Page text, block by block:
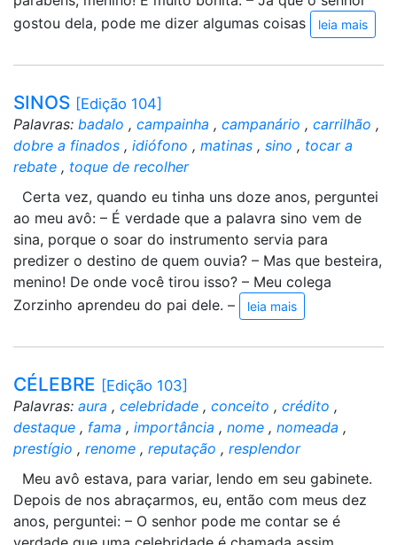
gostou dela, pode me dizer algumas coisas
leia mais
SINOS [Edição 104]
Palavras: badalo , campainha , campanário , carrilhão ,
dobre a finados , idiófono , matinas , sino , tocar a
rebate , toque de recolher
Certa vez, quando eu tinha uns doze anos, perguntei
ao meu avô: – É verdade que a palavra sino vem de
sina, porque o soar do instrumento servia para
predizer o destino de quem ouvia? – Mas que besteira,
menino! De onde você tirou isso? – Meu colega
Zorzinho aprendeu do pai dele. –
leia mais
CÉLEBRE [Edição 103]
Palavras: aura , celebridade , conceito , crédito ,
destaque , fama , importância , nome , nomeada ,
prestígio , renome , reputação , resplendor
Meu avô estava, para variar, lendo em seu gabinete.
Depois de nos abraçarmos, eu, então com meus dez
anos, perguntei: – O senhor pode me contar se é